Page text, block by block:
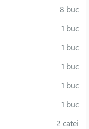
8 buc
1 buc
1 buc
1 buc
1 buc
1 buc
2 catei